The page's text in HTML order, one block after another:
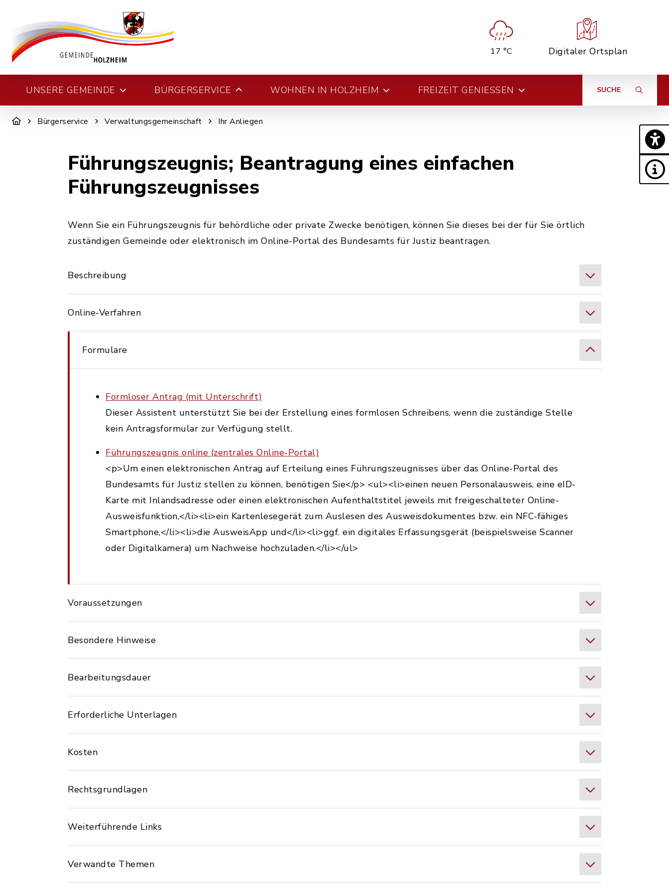
17 °C Digitaler Ortsplan
UNSERE GEMEINDE BÜRGERSERVICE WOHNEN IN HOLZHEIM FREIZEIT GENIESSEN SUCHE
Bürgerservice Verwaltungsgemeinschaft Ihr Anliegen
Führungszeugnis; Beantragung eines einfachen
Führungszeugnisses
Wenn Sie ein Führungszeugnis für behördliche oder private Zwecke benötigen, können Sie dieses bei der für Sie örtlich
zuständigen Gemeinde oder elektronisch im Online-Portal des Bundesamts für Justiz beantragen.
Beschreibung
Online-Verfahren
Formulare
Formloser Antrag (mit Unterschrift)
Dieser Assistent unterstützt Sie bei der Erstellung eines formlosen Schreibens, wenn die zuständige Stelle
kein Antragsformular zur Verfügung stellt.
Führungszeugnis online (zentrales Online-Portal)
<p>Um einen elektronischen Antrag auf Erteilung eines Führungszeugnisses über das Online-Portal des
Bundesamts für Justiz stellen zu können, benötigen Sie</p> <ul><li>einen neuen Personalausweis, eine eID-
Karte mit Inlandsadresse oder einen elektronischen Aufenthaltstitel jeweils mit freigeschalteter Online-
Ausweisfunktion,</li><li>ein Kartenlesegerät zum Auslesen des Ausweisdokumentes bzw. ein NFC-fähiges
Smartphone,</li><li>die AusweisApp und</li><li>ggf. ein digitales Erfassungsgerät (beispielsweise Scanner
oder Digitalkamera) um Nachweise hochzuladen.</li></ul>
Voraussetzungen
Besondere Hinweise
Bearbeitungsdauer
Erforderliche Unterlagen
Kosten
Rechtsgrundlagen
Weiterführende Links
Verwandte Themen